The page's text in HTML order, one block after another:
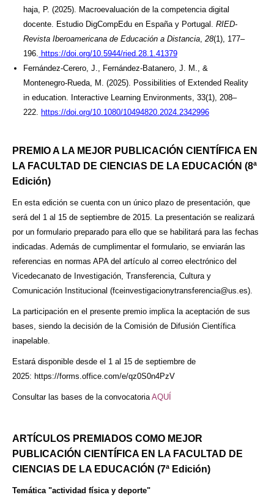
haja, P. (2025). Macroevaluación de la competencia digital
docente. Estudio DigCompEdu en España y Portugal. RIED-
Revista Iberoamericana de Educación a Distancia, 28(1), 177–
196. https://doi.org/10.5944/ried.28.1.41379
Fernández-Cerero, J., Fernández-Batanero, J. M., &
Montenegro-Rueda, M. (2025). Possibilities of Extended Reality
in education. Interactive Learning Environments, 33(1), 208–
222. https://doi.org/10.1080/10494820.2024.2342996
PREMIO A LA MEJOR PUBLICACIÓN CIENTÍFICA EN
LA FACULTAD DE CIENCIAS DE LA EDUCACIÓN (8ª
Edición)
En esta edición se cuenta con un único plazo de presentación, que
será del 1 al 15 de septiembre de 2015. La presentación se realizará
por un formulario preparado para ello que se habilitará para las fechas
indicadas. Además de cumplimentar el formulario, se enviarán las
referencias en normas APA del artículo al correo electrónico del
Vicedecanato de Investigación, Transferencia, Cultura y
Comunicación Institucional (fceinvestigacionytransferencia@us.es).
La participación en el presente premio implica la aceptación de sus
bases, siendo la decisión de la Comisión de Difusión Científica
inapelable.
Estará disponible desde el 1 al 15 de septiembre de
2025: https://forms.office.com/e/qz0S0n4PzV
Consultar las bases de la convocatoriaAQUÍ
ARTÍCULOS PREMIADOS COMO MEJOR
PUBLICACIÓN CIENTÍFICA EN LA FACULTAD DE
CIENCIAS DE LA EDUCACIÓN (7ª Edición)
Temática "actividad física y deporte"